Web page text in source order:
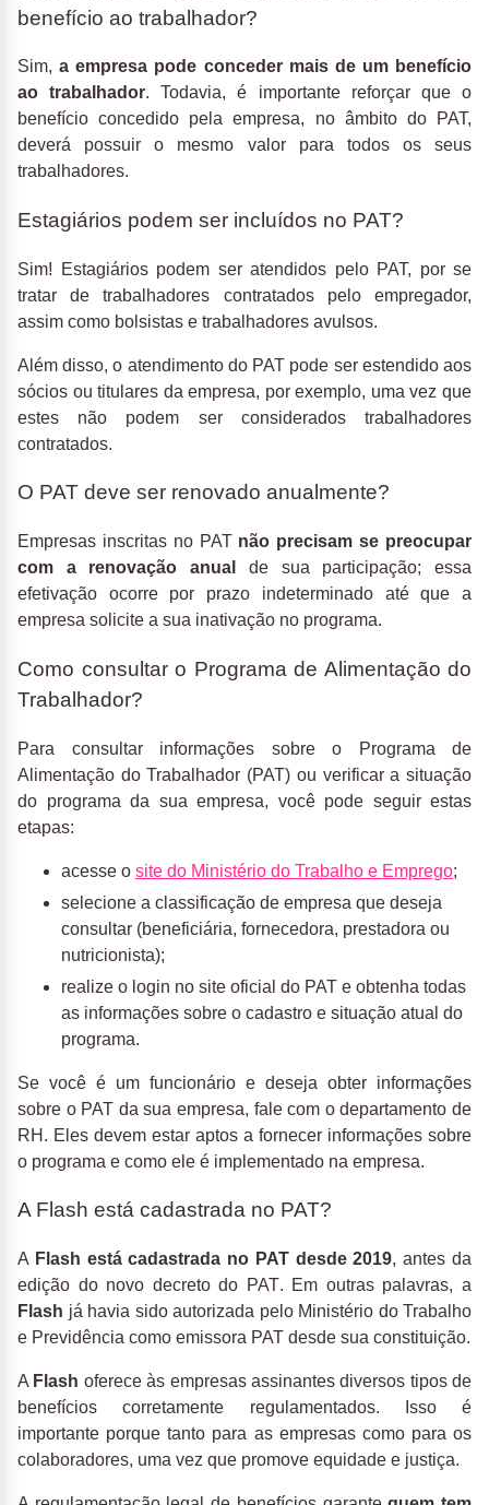
benefício ao trabalhador?
Sim,a empresa pode conceder mais de um benefício
ao trabalhador. Todavia, é importante reforçar que o
benefício concedido pela empresa, no âmbito do PAT,
deverá possuir o mesmo valor para todos os seus
trabalhadores.
Estagiários podem ser incluídos no PAT?
Sim! Estagiários podem ser atendidos pelo PAT, por se
tratar de trabalhadores contratados pelo empregador,
assim como bolsistas e trabalhadores avulsos.
Além disso, o atendimento do PAT pode ser estendido aos
sócios ou titulares da empresa, por exemplo, uma vez que
estes não podem ser considerados trabalhadores
contratados.
O PAT deve ser renovado anualmente?
Empresas inscritas no PAT não precisam se preocupar
com a renovação anual
de sua participação; essa
efetivação ocorre por prazo indeterminado até que a
empresa solicite a sua inativação no programa.
Como consultar o Programa de Alimentação do
Trabalhador?
Para consultar informações sobre o Programa de
Alimentação do Trabalhador (PAT) ou verificar a situação
do programa da sua empresa, você pode seguir estas
etapas:
acesse o site do Ministério do Trabalho e Emprego;
selecione a classificação de empresa que deseja
consultar (beneficiária, fornecedora, prestadora ou
nutricionista);
realize o login no site oficial do PAT e obtenha todas
as informações sobre o cadastro e situação atual do
programa.
Se você é um funcionário e deseja obter informações
sobre o PAT da sua empresa, fale com o departamento de
RH. Eles devem estar aptos a fornecer informações sobre
o programa e como ele é implementado na empresa.
A Flash está cadastrada no PAT?
A Flash está cadastrada no PAT desde 2019, antes da
edição do novo decreto do PAT. Em outras palavras, a
Flash já havia sido autorizada pelo Ministério do Trabalho
e Previdência como emissora PAT desde sua constituição.
A Flash oferece às empresas assinantes diversos tipos de
benefícios corretamente regulamentados. Isso é
importante porque tanto para as empresas como para os
colaboradores, uma vez que promove equidade e justiça.